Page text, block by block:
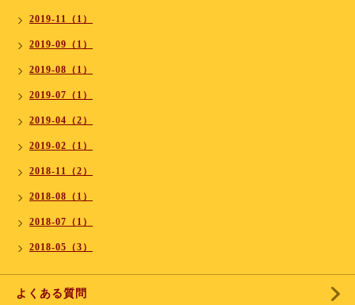
2019-11（1）
2019-09（1）
2019-08（1）
2019-07（1）
2019-04（2）
2019-02（1）
2018-11（2）
2018-08（1）
2018-07（1）
2018-05（3）
よくある質問